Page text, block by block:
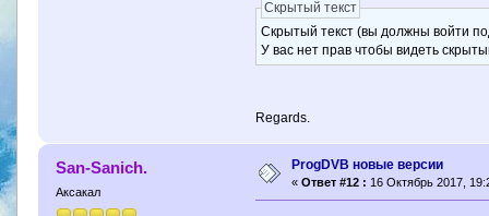
Скрытый текст
Скрытый текст (вы должны войти
У вас нет прав чтобы видеть
Regards.
San-Sanich.
Аксакал
ProgDVB новые версии
« Ответ #12 : 16 Октябрь 2017,